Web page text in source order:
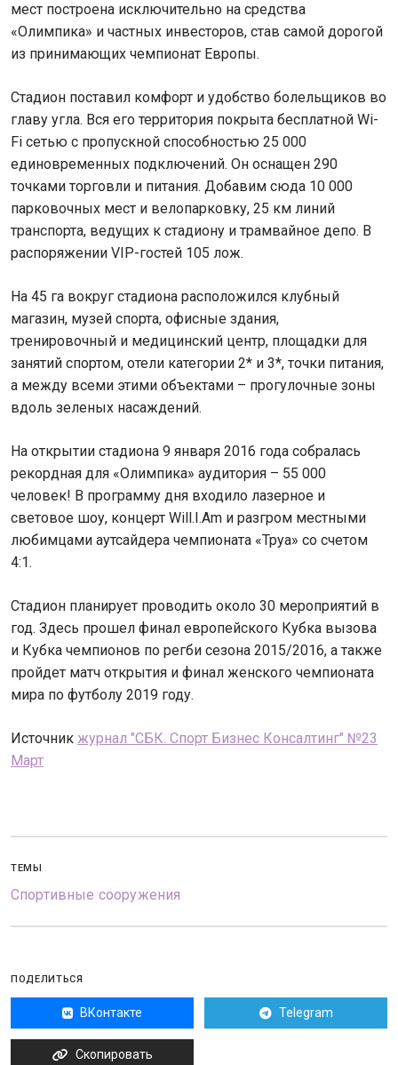
мест построена исключительно на средства
«Олимпика» и частных инвесторов, став самой дорогой
из принимающих чемпионат Европы.
Стадион поставил комфорт и удобство болельщиков во
главу угла. Вся его территория покрыта бесплатной Wi-
Fi сетью с пропускной способностью 25 000
единовременных подключений. Он оснащен 290
точками торговли и питания. Добавим сюда 10 000
парковочных мест и велопарковку, 25 км линий
транспорта, ведущих к стадиону и трамвайное депо. В
распоряжении VIP-гостей 105 лож.
На 45 га вокруг стадиона расположился клубный
магазин, музей спорта, офисные здания,
тренировочный и медицинский центр, площадки для
занятий спортом, отели категории 2* и 3*, точки питания,
а между всеми этими объектами – прогулочные зоны
вдоль зеленых насаждений.
На открытии стадиона 9 января 2016 года собралась
рекордная для «Олимпика» аудитория – 55 000
человек! В программу дня входило лазерное и
световое шоу, концерт Will.I.Am и разгром местными
любимцами аутсайдера чемпионата «Труа» со счетом
4:1.
Стадион планирует проводить около 30 мероприятий в
год. Здесь прошел финал европейского Кубка вызова
и Кубка чемпионов по регби сезона 2015/2016, а также
пройдет матч открытия и финал женского чемпионата
мира по футболу 2019 году.
Источник журнал "СБК. Спорт Бизнес Консалтинг" №23
Март
ТЕМЫ
Спортивные сооружения
ПОДЕЛИТЬСЯ
ВКонтакте Telegram
Скопировать